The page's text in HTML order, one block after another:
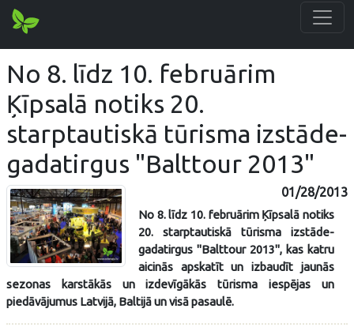
No 8. līdz 10. februārim
Ķīpsalā notiks 20.
starptautiskā tūrisma izstāde-
gadatirgus "Balttour 2013"
01/28/2013
No 8. līdz 10. februārim Ķīpsalā notiks
20. starptautiskā tūrisma izstāde-
gadatirgus "Balttour 2013", kas katru
aicinās apskatīt un izbaudīt jaunās
sezonas karstākās un izdevīgākās tūrisma iespējas un
piedāvājumus Latvijā, Baltijā un visā pasaulē.